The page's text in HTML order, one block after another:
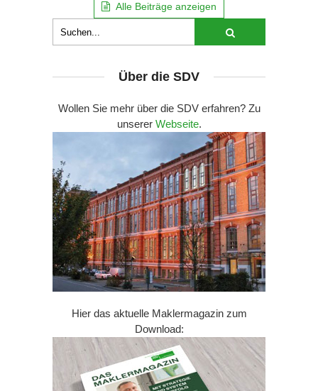
Alle Beiträge anzeigen
Über die SDV
Wollen Sie mehr über die SDV erfahren? Zu
unserer Webseite.
Hier das aktuelle Maklermagazin zum
Download: